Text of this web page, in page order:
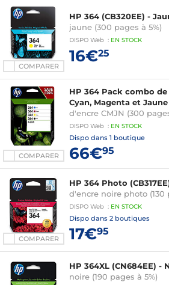
COMPARER
HP 364 (CB320EE) -
jaune (300 pages à 5%)
DISPO Web : EN STOCK
16€25
COMPARER
HP 364 Pack combo
Cyan, Magenta et Jaune
d'encre CMJN (300
DISPO Web : EN STOCK
Dispo dans 1 boutique
66€95
COMPARER
HP 364 Photo
d'encre noire photo (130
DISPO Web : EN STOCK
Dispo dans 2 boutiques
17€95
HP 364XL (CN684EE) -
noire (190 pages à 5%)